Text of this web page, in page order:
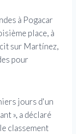
à Pogacar
place, à
sur Martínez,
pour
jours d'un
», a déclaré
classement